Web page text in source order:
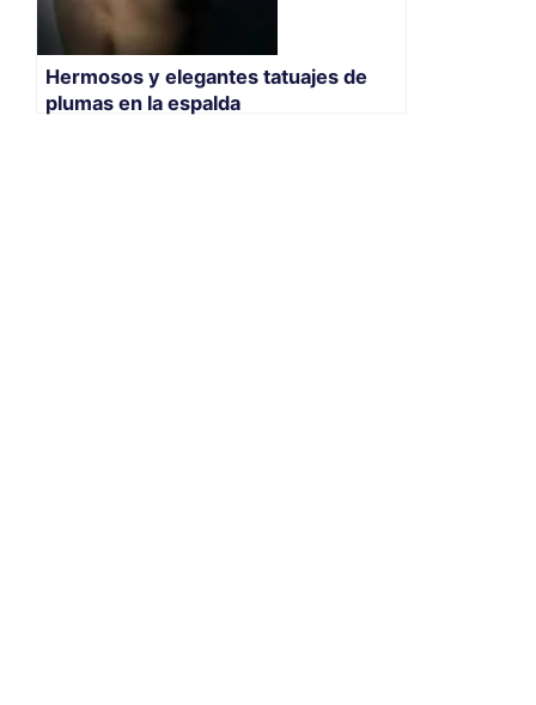
Hermosos y elegantes tatuajes de
plumas en la espalda